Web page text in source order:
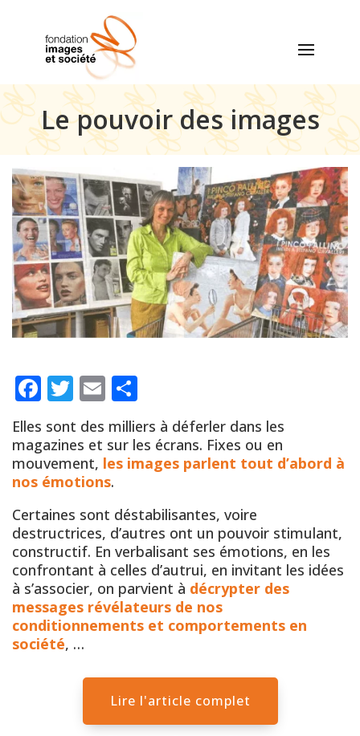
Le pouvoir des images
Facebook
Twitter
Email
Elles sont des milliers à déferler dans les
magazines et sur les écrans. Fixes ou en
mouvement, les images parlent tout d’abord à
nos émotions.
Certaines sont déstabilisantes, voire
destructrices, d’autres ont un pouvoir stimulant,
constructif. En verbalisant ses émotions, en les
confrontant à celles d’autrui, en invitant les idées
à s’associer, on parvient à décrypter des
messages révélateurs de nos
conditionnements et comportements en
société, …
Lire l'article complet